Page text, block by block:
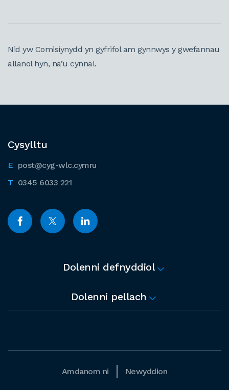
Nid yw Comisiynydd yn gyfrifol am gynnwys y gwefannau
allanol hyn, na’u cynnal.
Cysylltu
post@cyg-wlc.cymru
0345 6033 221
Dolenni defnyddiol
Dolenni pellach
Amdanom ni Newyddion